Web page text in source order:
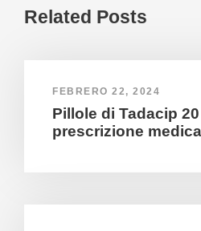
Related Posts
FEBRERO 22, 2024
Pillole di Tadacip
prescrizione medica